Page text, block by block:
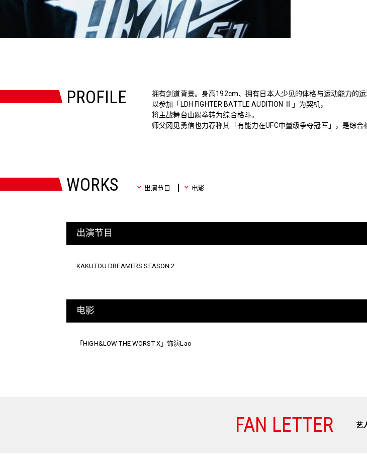
PROFILE
拥有剑道背景。身高192cm、拥有日本人少见的体格与运动能力的运
以参加「LDH FIGHTER BATTLE AUDITION Ⅱ」为契机，
将主战舞台由踢拳转为综合格斗。
师父冈见勇信也力荐称其「有能力在UFC中量级争夺冠军」，是综合
WORKS 出演节目 电影
出演节目
KAKUTOU DREAMERS SEASON:2
电影
「HiGH&LOW THE WORST X」饰演Lao
FAN LETTER 艺